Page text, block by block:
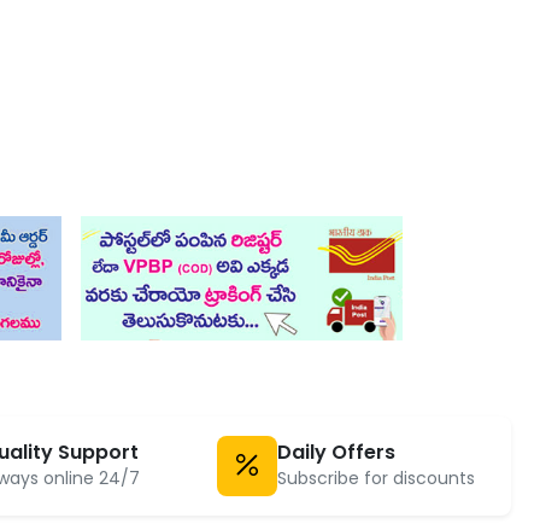
Support
online 24/7
Daily Offers
Subscribe for discounts